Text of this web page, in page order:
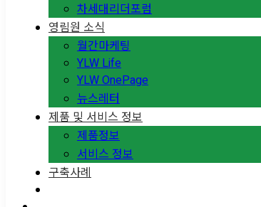
차세대리더포럼
영림원 소식
월간마케팅
YLW Life
YLW OnePage
뉴스레터
제품 및 서비스 정보
제품정보
서비스 정보
구축사례